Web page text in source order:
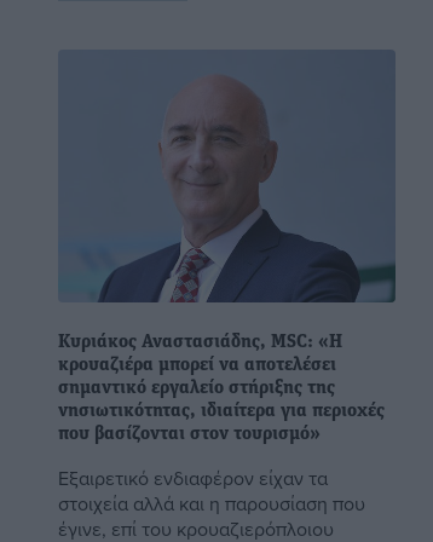
Κυριάκος Αναστασιάδης, MSC: «Η
κρουαζιέρα μπορεί να αποτελέσει
σημαντικό εργαλείο στήριξης της
νησιωτικότητας, ιδιαίτερα για περιοχές
που βασίζονται στον τουρισμό»
Εξαιρετικό ενδιαφέρον είχαν τα
στοιχεία αλλά και η παρουσίαση που
έγινε, επί του κρουαζιερόπλοιου